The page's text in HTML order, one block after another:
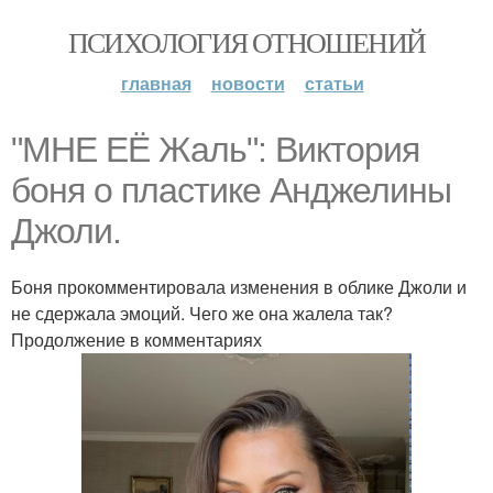
ПСИХОЛОГИЯ ОТНОШЕНИЙ
главная новости статьи
"МНЕ ЕЁ Жаль": Виктория
боня о пластике Анджелины
Джоли.
Боня прокомментировала изменения в облике Джоли и
не сдержала эмоций. Чего же она жалела так?
Продолжение в комментариях